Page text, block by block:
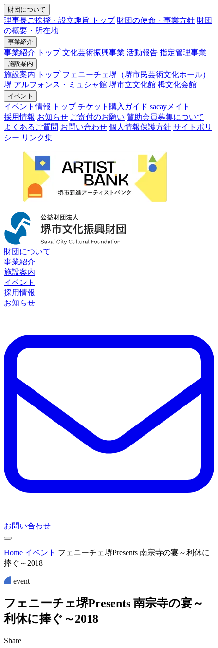
財団について
理事長ご挨拶・設立趣旨 トップ 財団の使命・事業方針 財団
の概要・所在地
事業紹介
事業紹介 トップ 文化芸術振興事業 活動報告 指定管理事業
施設案内
施設案内 トップ フェニーチェ堺（堺市民芸術文化ホール）
堺 アルフォンス・ミュシャ館 堺市立文化館 栂文化会館
イベント
イベント情報 トップ チケット購入ガイド sacayメイト
採用情報 お知らせ ご寄付のお願い 賛助会員募集について
よくあるご質問 お問い合わせ 個人情報保護方針 サイトポリ
シー リンク集
財団について
事業紹介
施設案内
イベント
採用情報
お知らせ
お問い合わせ
Home イベント フェニーチェ堺Presents 南宗寺の宴～利休に
捧ぐ～2018
event
フ ェニーチ ェ堺Presents 南宗寺の宴～
利休に捧ぐ ～2018
Share